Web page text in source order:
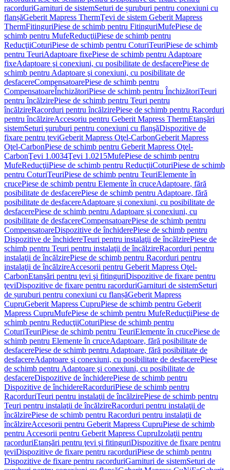
racorduriGarnituri de sistemSeturi de șuruburi pentru conexiuni cu
flanșăGeberit Mapress ThermŢevi de sistem Geberit Mapress
ThermFitinguriPiese de schimb pentru FitinguriMufePiese de
schimb pentru MufeReducţiiPiese de schimb pentru
ReducţiiCoturiPiese de schimb pentru CoturiTeuriPiese de schimb
pentru TeuriAdaptoare fixePiese de schimb pentru Adaptoare
fixeAdaptoare şi conexiuni, cu posibilitate de desfacerePiese de
schimb pentru Adaptoare şi conexiuni, cu posibilitate de
desfacereCompensatoarePiese de schimb pentru
CompensatoareÎnchizătoriPiese de schimb pentru ÎnchizătoriTeuri
pentru încălzirePiese de schimb pentru Teuri pentru
încălzireRacorduri pentru încălzirePiese de schimb pentru Racorduri
pentru încălzireAccesoriu pentru Geberit Mapress ThermEtanşări
sistemSeturi şuruburi pentru conexiuni cu flanşăDispozitive de
fixare pentru ţeviGeberit Mapress Oţel-CarbonGeberit Mapress
Oţel-CarbonPiese de schimb pentru Geberit Mapress Oţel-
CarbonŢevi 1.0034Ţevi 1.0215MufePiese de schimb pentru
MufeReducţiiPiese de schimb pentru ReducţiiCoturiPiese de schimb
pentru CoturiTeuriPiese de schimb pentru TeuriElemente în
crucePiese de schimb pentru Elemente în cruceAdaptoare, fără
posibilitate de desfacerePiese de schimb pentru Adaptoare, fără
posibilitate de desfacereAdaptoare şi conexiuni, cu posibilitate de
desfacerePiese de schimb pentru Adaptoare şi conexiuni, cu
posibilitate de desfacereCompensatoarePiese de schimb pentru
CompensatoareDispozitive de închiderePiese de schimb pentru
Dispozitive de închidereTeuri pentru instalaţii de încălzirePiese de
schimb pentru Teuri pentru instalaţii de încălzireRacorduri pentru
instalaţii de încălzirePiese de schimb pentru Racorduri pentru
instalaţii de încălzireAccesorii pentru Geberit Mapress Oţel-
CarbonEtanşări pentru ţevi şi fitinguriDispozitive de fixare pentru
ţeviDispozitive de fixare pentru racorduriGarnituri de sistemSeturi
de șuruburi pentru conexiuni cu flanșăGeberit Mapress
CupruGeberit Mapress CupruPiese de schimb pentru Geberit
Mapress CupruMufePiese de schimb pentru MufeReducţiiPiese de
schimb pentru ReducţiiCoturiPiese de schimb pentru
CoturiTeuriPiese de schimb pentru TeuriElemente în crucePiese de
schimb pentru Elemente în cruceAdaptoare, fără posibilitate de
desfacerePiese de schimb pentru Adaptoare, fără posibilitate de
desfacereAdaptoare şi conexiuni, cu posibilitate de desfacerePiese
de schimb pentru Adaptoare şi conexiuni, cu posibilitate de
desfacereDispozitive de închiderePiese de schimb pentru
Dispozitive de închidereRacorduriPiese de schimb pentru
RacorduriTeuri pentru instalaţii de încălzirePiese de schimb pentru
Teuri pentru instalaţii de încălzireRacorduri pentru instalaţii de
încălzirePiese de schimb pentru Racorduri pentru instalaţii de
încălzireAccesorii pentru Geberit Mapress CupruPiese de schimb
pentru Accesorii pentru Geberit Mapress CupruIzolaţii pentru
racorduriEtanşări pentru ţevi şi fitinguriDispozitive de fixare pentru
ţeviDispozitive de fixare pentru racorduriPiese de schimb pentru
Dispozitive de fixare pentru racorduriGarnituri de sistemSeturi de